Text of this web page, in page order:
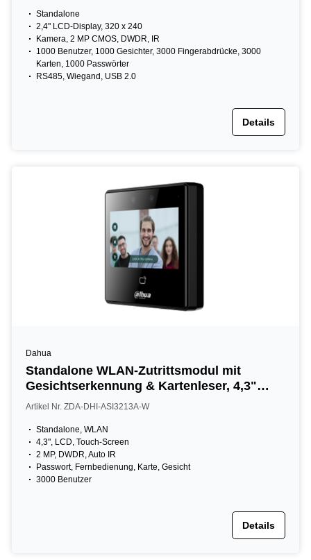
Standalone
2,4" LCD-Display, 320 x 240
Kamera, 2 MP CMOS, DWDR, IR
1000 Benutzer, 1000 Gesichter, 3000 Fingerabdrücke, 3000
Karten, 1000 Passwörter
RS485, Wiegand, USB 2.0
Details
Dahua
Standalone WLAN-Zutrittsmodul mit
Gesichtserkennung & Kartenleser, 4,3"
LCD Touch-Screen, 2 MP, 13,56 MHz, IR,
Artikel Nr. ZDA-DHI-ASI3213A-W
Standalone, WLAN
4,3", LCD, Touch-Screen
2 MP, DWDR, Auto IR
Passwort, Fernbedienung, Karte, Gesicht
3000 Benutzer
Details